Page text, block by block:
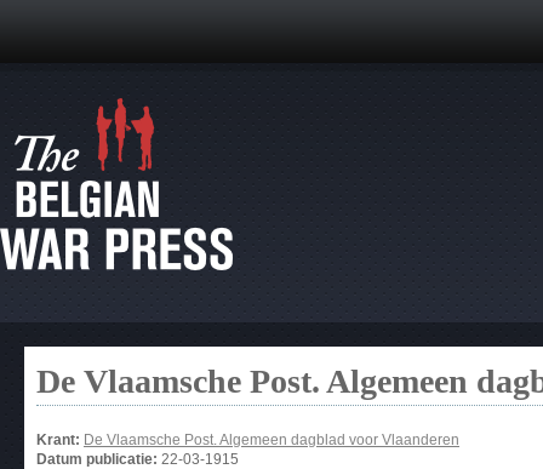
De Vlaamsche Post. Algemeen
Krant: De Vlaamsche Post. Algemeen dagblad voor Vlaanderen
Datum publicatie: 22-03-1915